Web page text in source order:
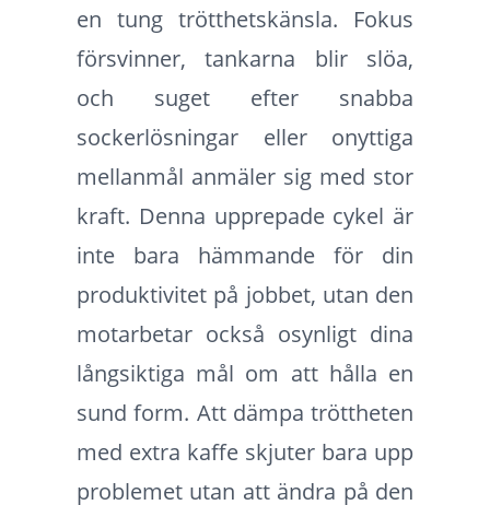
en tung trötthetskänsla. Fokus
försvinner, tankarna blir slöa,
och suget efter snabba
sockerlösningar eller onyttiga
mellanmål anmäler sig med stor
kraft. Denna upprepade cykel är
inte bara hämmande för din
produktivitet på jobbet, utan den
motarbetar också osynligt dina
långsiktiga mål om att hålla en
sund form. Att dämpa tröttheten
med extra kaffe skjuter bara upp
problemet utan att ändra på den